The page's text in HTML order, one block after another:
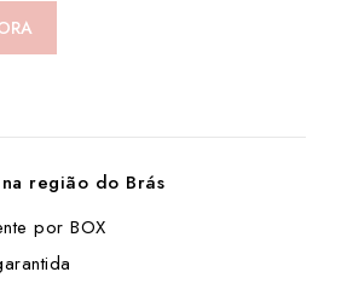
região do Brás
por BOX